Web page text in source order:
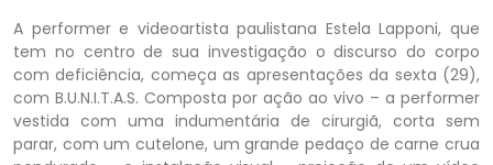
A performer e videoartista paulistana Estela Lapponi, que
tem no centro de sua investigação o discurso do corpo
com deficiência, começa as apresentações da sexta (29),
com B.U.N.I.T.A.S. Composta por ação ao vivo – a performer
vestida com uma indumentária de cirurgiã, corta sem
parar, com um cutelone, um grande pedaço de carne crua